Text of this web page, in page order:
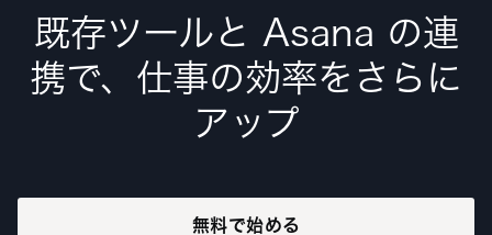
既存ツールと Asana の連
携で、仕事の効率をさらに
アップ
無料で始める